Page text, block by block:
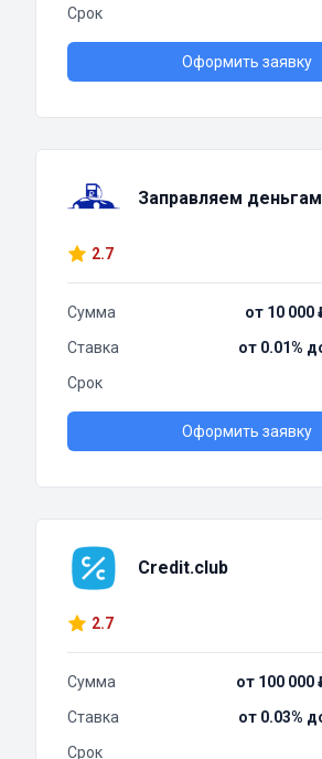
Срок
Оформить заявку
Заправляем
2.7
Сумма
от 10 000
Ставка
от 0.01%
Срок
Оформить заявку
Credit.club
2.7
Сумма
от 100 000
Ставка
от 0.03%
Срок